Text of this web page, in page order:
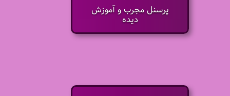
پرسنل مجرب و آموزش
دیده